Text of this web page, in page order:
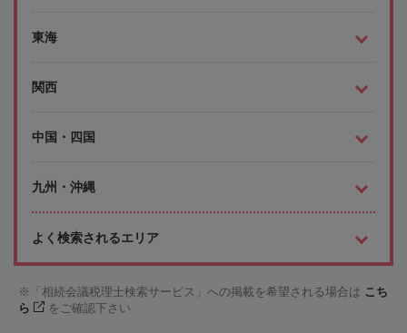
東海
関西
中国・四国
九州・沖縄
よく検索されるエリア
「相続会議税理士検索サービス」への掲載を希望される場合は こち
ら
をご確認下さい